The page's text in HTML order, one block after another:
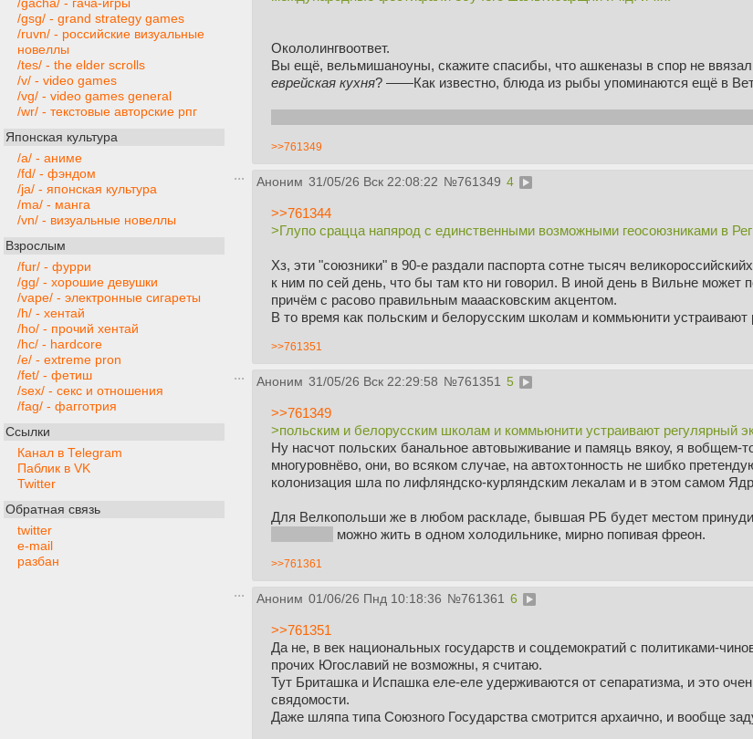
/gacha/ - гача-игры
/gsg/ - grand strategy games
/ruvn/ - российские визуальные
новеллы
/tes/ - the elder scrolls
/v/ - video games
/vg/ - video games general
/wr/ - текстовые авторские рпг
Японская культура
/a/ - аниме
/fd/ - фэндом
/ja/ - японская культура
/ma/ - манга
/vn/ - визуальные новеллы
Взрослым
/fur/ - фурри
/gg/ - хорошие девушки
/vape/ - электронные сигареты
/h/ - хентай
/ho/ - прочий хентай
/hc/ - hardcore
/e/ - extreme pron
/fet/ - фетиш
/sex/ - секс и отношения
/fag/ - фагготрия
Ссылки
Канал в Telegram
Паблик в VK
Twitter
Обратная связь
twitter
e-mail
разбан
Окололингвоответ.
Вы ещё, вельмишаноуны, скажите спасибы, что ашкеназы в спор не
еврейская кухня? ——Как известно, блюда из рыбы упоминаются ещё в
>>761349
Аноним 31/05/26 Вск 22:08:22 №761349 4
>>761344
>Глупо срацца напярод с единственными возможными геосоюзниками в
Хз, эти "союзники" в 90-е раздали паспорта сотне тысяч
к ним по сей день, что бы там кто ни говорил. В иной день в Вильне может
причём с расово правильным мааасковским акцентом.
В то время как польским и белорусским школам и коммьюнити
>>761351
Аноним 31/05/26 Вск 22:29:58 №761351 5
>>761349
>польским и белорусским школам и коммьюнити устраивают регулярный
Ну насчот польских банальное автовыживание и памяць вякоу, я вобщем-
многуровнёво, они, во всяком случае, на автохтонность не шибко
колонизация шла по лифляндско-курляндским лекалам и в этом самом
Для Велкопольши же в любом раскладе, бывшая РБ будет местом
можно жить в одном холодильнике, мирно попивая фреон.
>>761361
Аноним 01/06/26 Пнд 10:18:36 №761361 6
>>761351
Да не, в век национальных государств и соцдемократий с политиками-
прочих Югославий не возможны, я считаю.
Тут Бриташка и Испашка еле-еле удерживаются от сепаратизма, и это
свядомости.
Даже шляпа типа Союзного Государства смотрится архаично, и вообще